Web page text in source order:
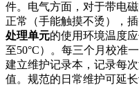
件。电气方面，对于带电
正常（手能触摸不烫），插
处理单元的使用环境温度应
至50°C）。每三个月校准
建立维护记录本，记录每
值。规范的日常维护可延